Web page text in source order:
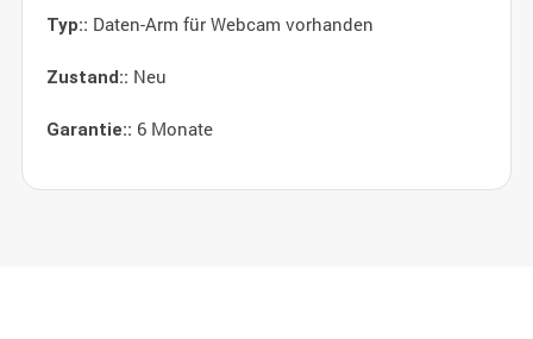
Typ:: Daten-Arm für Webcam vorhanden
Zustand:: Neu
Garantie:: 6 Monate